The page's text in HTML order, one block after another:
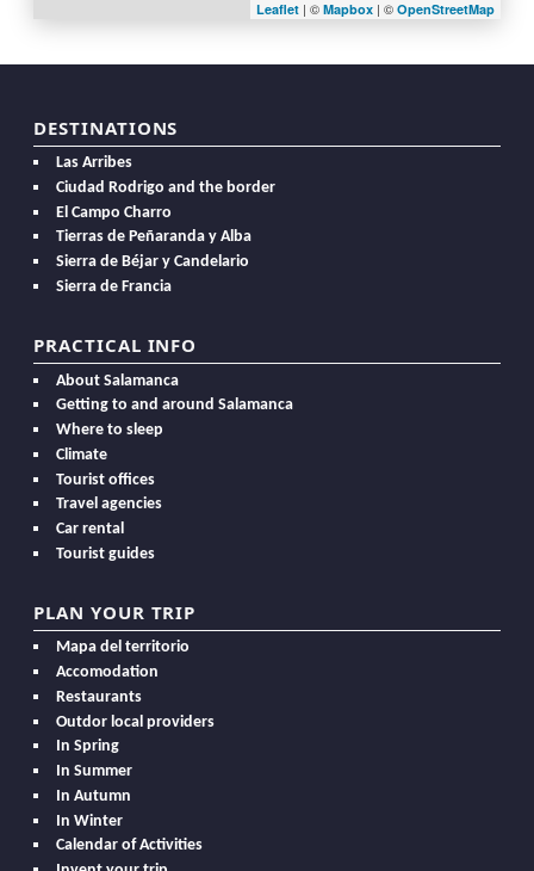
Leaflet| © Mapbox | © OpenStreetMap
DESTINATIONS
Las Arribes
Ciudad Rodrigo and the border
El Campo Charro
Tierras de Peñaranda y Alba
Sierra de Béjar y Candelario
Sierra de Francia
PRACTICAL INFO
About Salamanca
Getting to and around Salamanca
Where to sleep
Climate
Tourist offices
Travel agencies
Car rental
Tourist guides
PLAN YOUR TRIP
Mapa del territorio
Accomodation
Restaurants
Outdor local providers
In Spring
In Summer
In Autumn
In Winter
Calendar of Activities